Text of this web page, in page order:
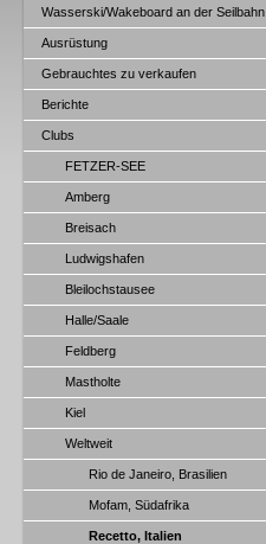
Wasserski/Wakeboard an der Seilbahn
Ausrüstung
Gebrauchtes zu verkaufen
Berichte
Clubs
FETZER-SEE
Amberg
Breisach
Ludwigshafen
Bleilochstausee
Halle/Saale
Feldberg
Mastholte
Kiel
Weltweit
Rio de Janeiro, Brasilien
Mofam, Südafrika
Recetto, Italien